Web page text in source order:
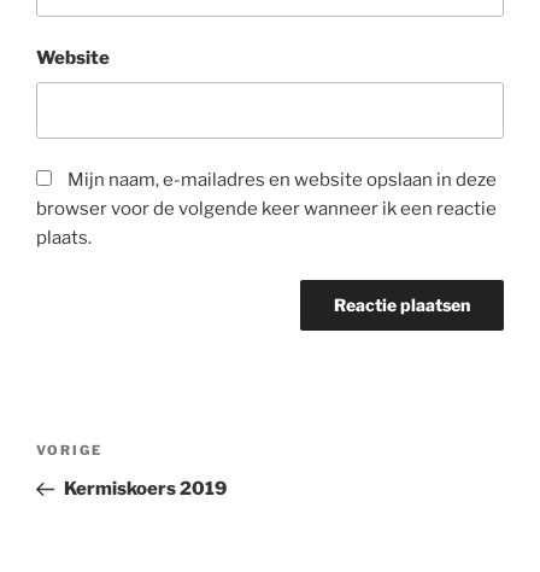
Website
Mijn naam, e-mailadres en website opslaan in deze
browser voor de volgende keer wanneer ik een reactie
plaats.
Berichtnavigatie
Vorig
bericht
VORIGE
Kermiskoers 2019